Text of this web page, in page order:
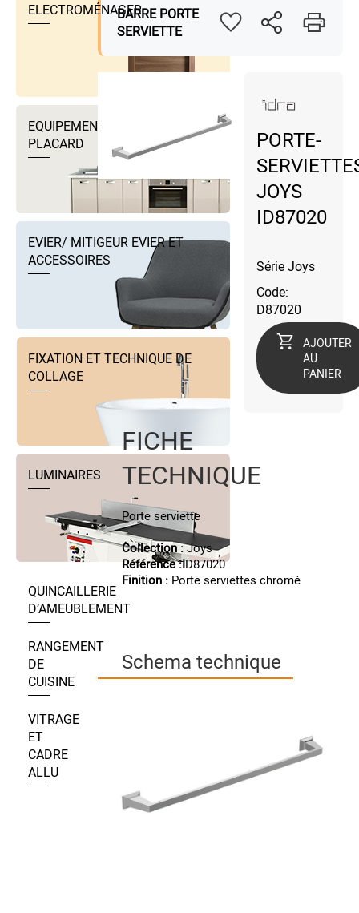
ELECTROMÉNAGER
EQUIPEMENTS DRESSING ET
PLACARD
EVIER/ MITIGEUR EVIER ET
ACCESSOIRES
FIXATION ET TECHNIQUE DE
COLLAGE
LUMINAIRES
QUINCAILLERIE
D’AMEUBLEMENT
RANGEMENT
DE
CUISINE
VITRAGE
ET
CADRE
ALLU
BARRE PORTE
SERVIETTE
PORTE-
JOYS
ID87020
Série Joys
Code:
D87020
AJOUTER
AU
PANIER
FICHE
TECHNIQUE
Porte serviette
Collection :Joys
Référence :ID87020
Finition :Porte serviettes chromé
Schema technique